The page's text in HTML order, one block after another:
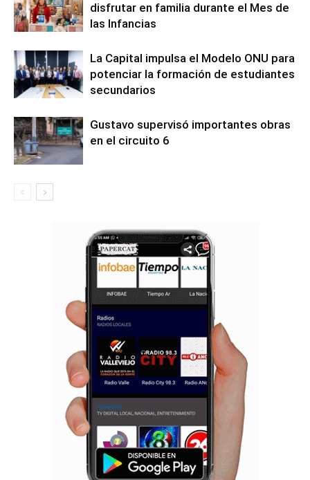
disfrutar en familia durante el Mes de
las Infancias
La Capital impulsa el Modelo ONU para
potenciar la formación de estudiantes
secundarios
Gustavo supervisó importantes obras
en el circuito 6